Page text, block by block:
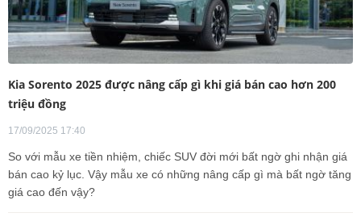
Kia Sorento 2025 được nâng cấp gì khi giá bán cao hơn 200
triệu đồng
17/09/2025 17:40
So với mẫu xe tiền nhiệm, chiếc SUV đời mới bất ngờ ghi nhận giá
bán cao kỷ lục. Vậy mẫu xe có những nâng cấp gì mà bất ngờ tăng
giá cao đến vậy?